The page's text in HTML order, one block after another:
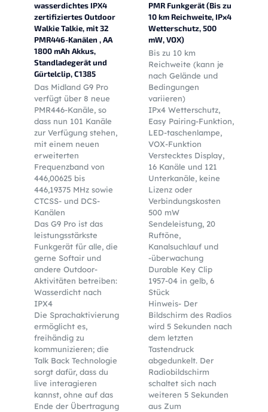
wasserdichtes IPX4
zertifiziertes Outdoor
Walkie Talkie, mit 32
PMR446-Kanälen , AA
1800 mAh Akkus,
Standladegerät und
Gürtelclip, C1385
Das Midland G9 Pro
verfügt über 8 neue
PMR446-Kanäle, so
dass nun 101 Kanäle
zur Verfügung stehen,
mit einem neuen
erweiterten
Frequenzband von
446,00625 bis
446,19375 MHz sowie
CTCSS- und DCS-
Kanälen
Das G9 Pro ist das
leistungsstärkste
Funkgerät für alle, die
gerne Softair und
andere Outdoor-
Aktivitäten betreiben:
Wasserdicht nach
IPX4
Die Sprachaktivierung
ermöglicht es,
freihändig zu
kommunizieren; die
Talk Back Technologie
sorgt dafür, dass du
live interagieren
kannst, ohne auf das
Ende der Übertragung
PMR Funkgerät (Bis zu
10 km Reichweite, IPx4
Wetterschutz, 500
mW, VOX)
Bis zu 10 km
Reichweite (kann je
nach Gelände und
Bedingungen
variieren)
IPx4 Wetterschutz,
Easy Pairing-Funktion,
LED-taschenlampe,
VOX-Funktion
Verstecktes Display,
16 Kanäle und 121
Unterkanäle, keine
Lizenz oder
Verbindungskosten
500 mW
Sendeleistung, 20
Ruftöne,
Kanalsuchlauf und
-überwachung
Durable Key Clip
1957-04 in gelb, 6
Stück
Hinweis- Der
Bildschirm des Radios
wird 5 Sekunden nach
dem letzten
Tastendruck
abgedunkelt. Der
Radiobildschirm
schaltet sich nach
weiteren 5 Sekunden
aus Zum